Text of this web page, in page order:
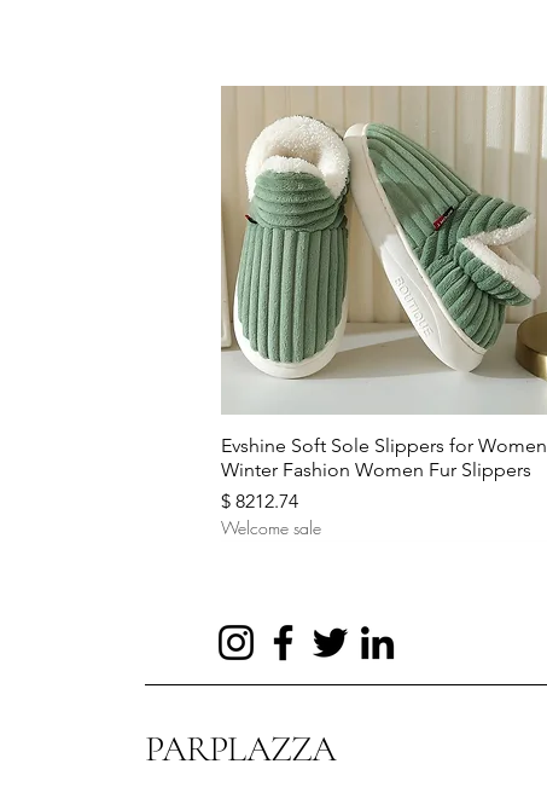
Aperçu rapide
Evshine Soft Sole Slippers for Women
Winter Fashion Women Fur Slippers
Prix
$ 8212.74
Welcome sale
PARPLAZZA